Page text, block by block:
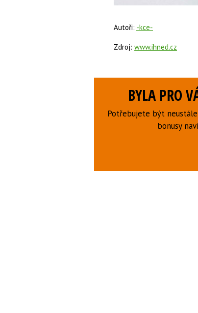
Autoři: -kce-
Zdroj: www.ihned.cz
BYLA PRO
Potřebujete být
bonusy